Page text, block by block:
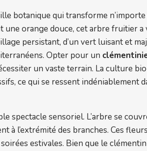
botanique qui transforme n’importe
orange douce, cet arbre fruitier a
persistant, d’un vert luisant et
Opter pour un
un vaste terrain. La culture
ce qui se ressent indéniablement
spectacle sensoriel. L’arbre se
à l’extrémité des branches. Ces
estivales. Bien que le